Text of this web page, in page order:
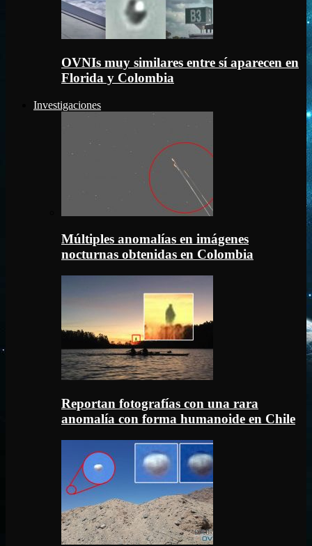
OVNIs muy similares entre sí aparecen en
Florida y Colombia
Investigaciones
Múltiples anomalías en imágenes
nocturnas obtenidas en Colombia
Reportan fotografías con una rara
anomalía con forma humanoide en Chile